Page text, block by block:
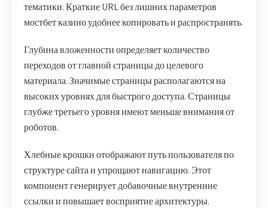
тематики. Краткие URL без лишних параметров
мостбет казино удобнее копировать и распространять.
Глубина вложенности определяет количество
переходов от главной страницы до целевого
материала. Значимые страницы располагаются на
высоких уровнях для быстрого доступа. Страницы
глубже третьего уровня имеют меньше внимания от
роботов.
Хлебные крошки отображают путь пользователя по
структуре сайта и упрощают навигацию. Этот
компонент генерирует добавочные внутренние
ссылки и повышает восприятие архитектуры.